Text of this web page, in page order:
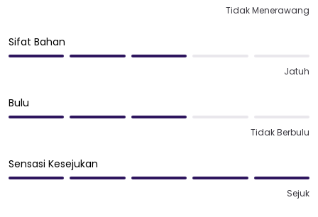
Tidak Menerawang
Sifat Bahan
Jatuh
Bulu
Tidak Berbulu
Sensasi Kesejukan
Sejuk